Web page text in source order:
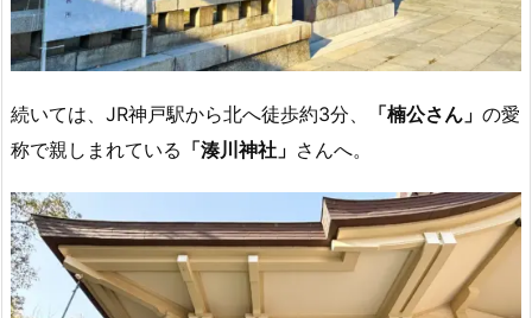
続いては、JR神戸駅から北へ徒歩約3分、 「楠公さん」 の愛
称で親しまれている 「湊川神社」 さんへ。